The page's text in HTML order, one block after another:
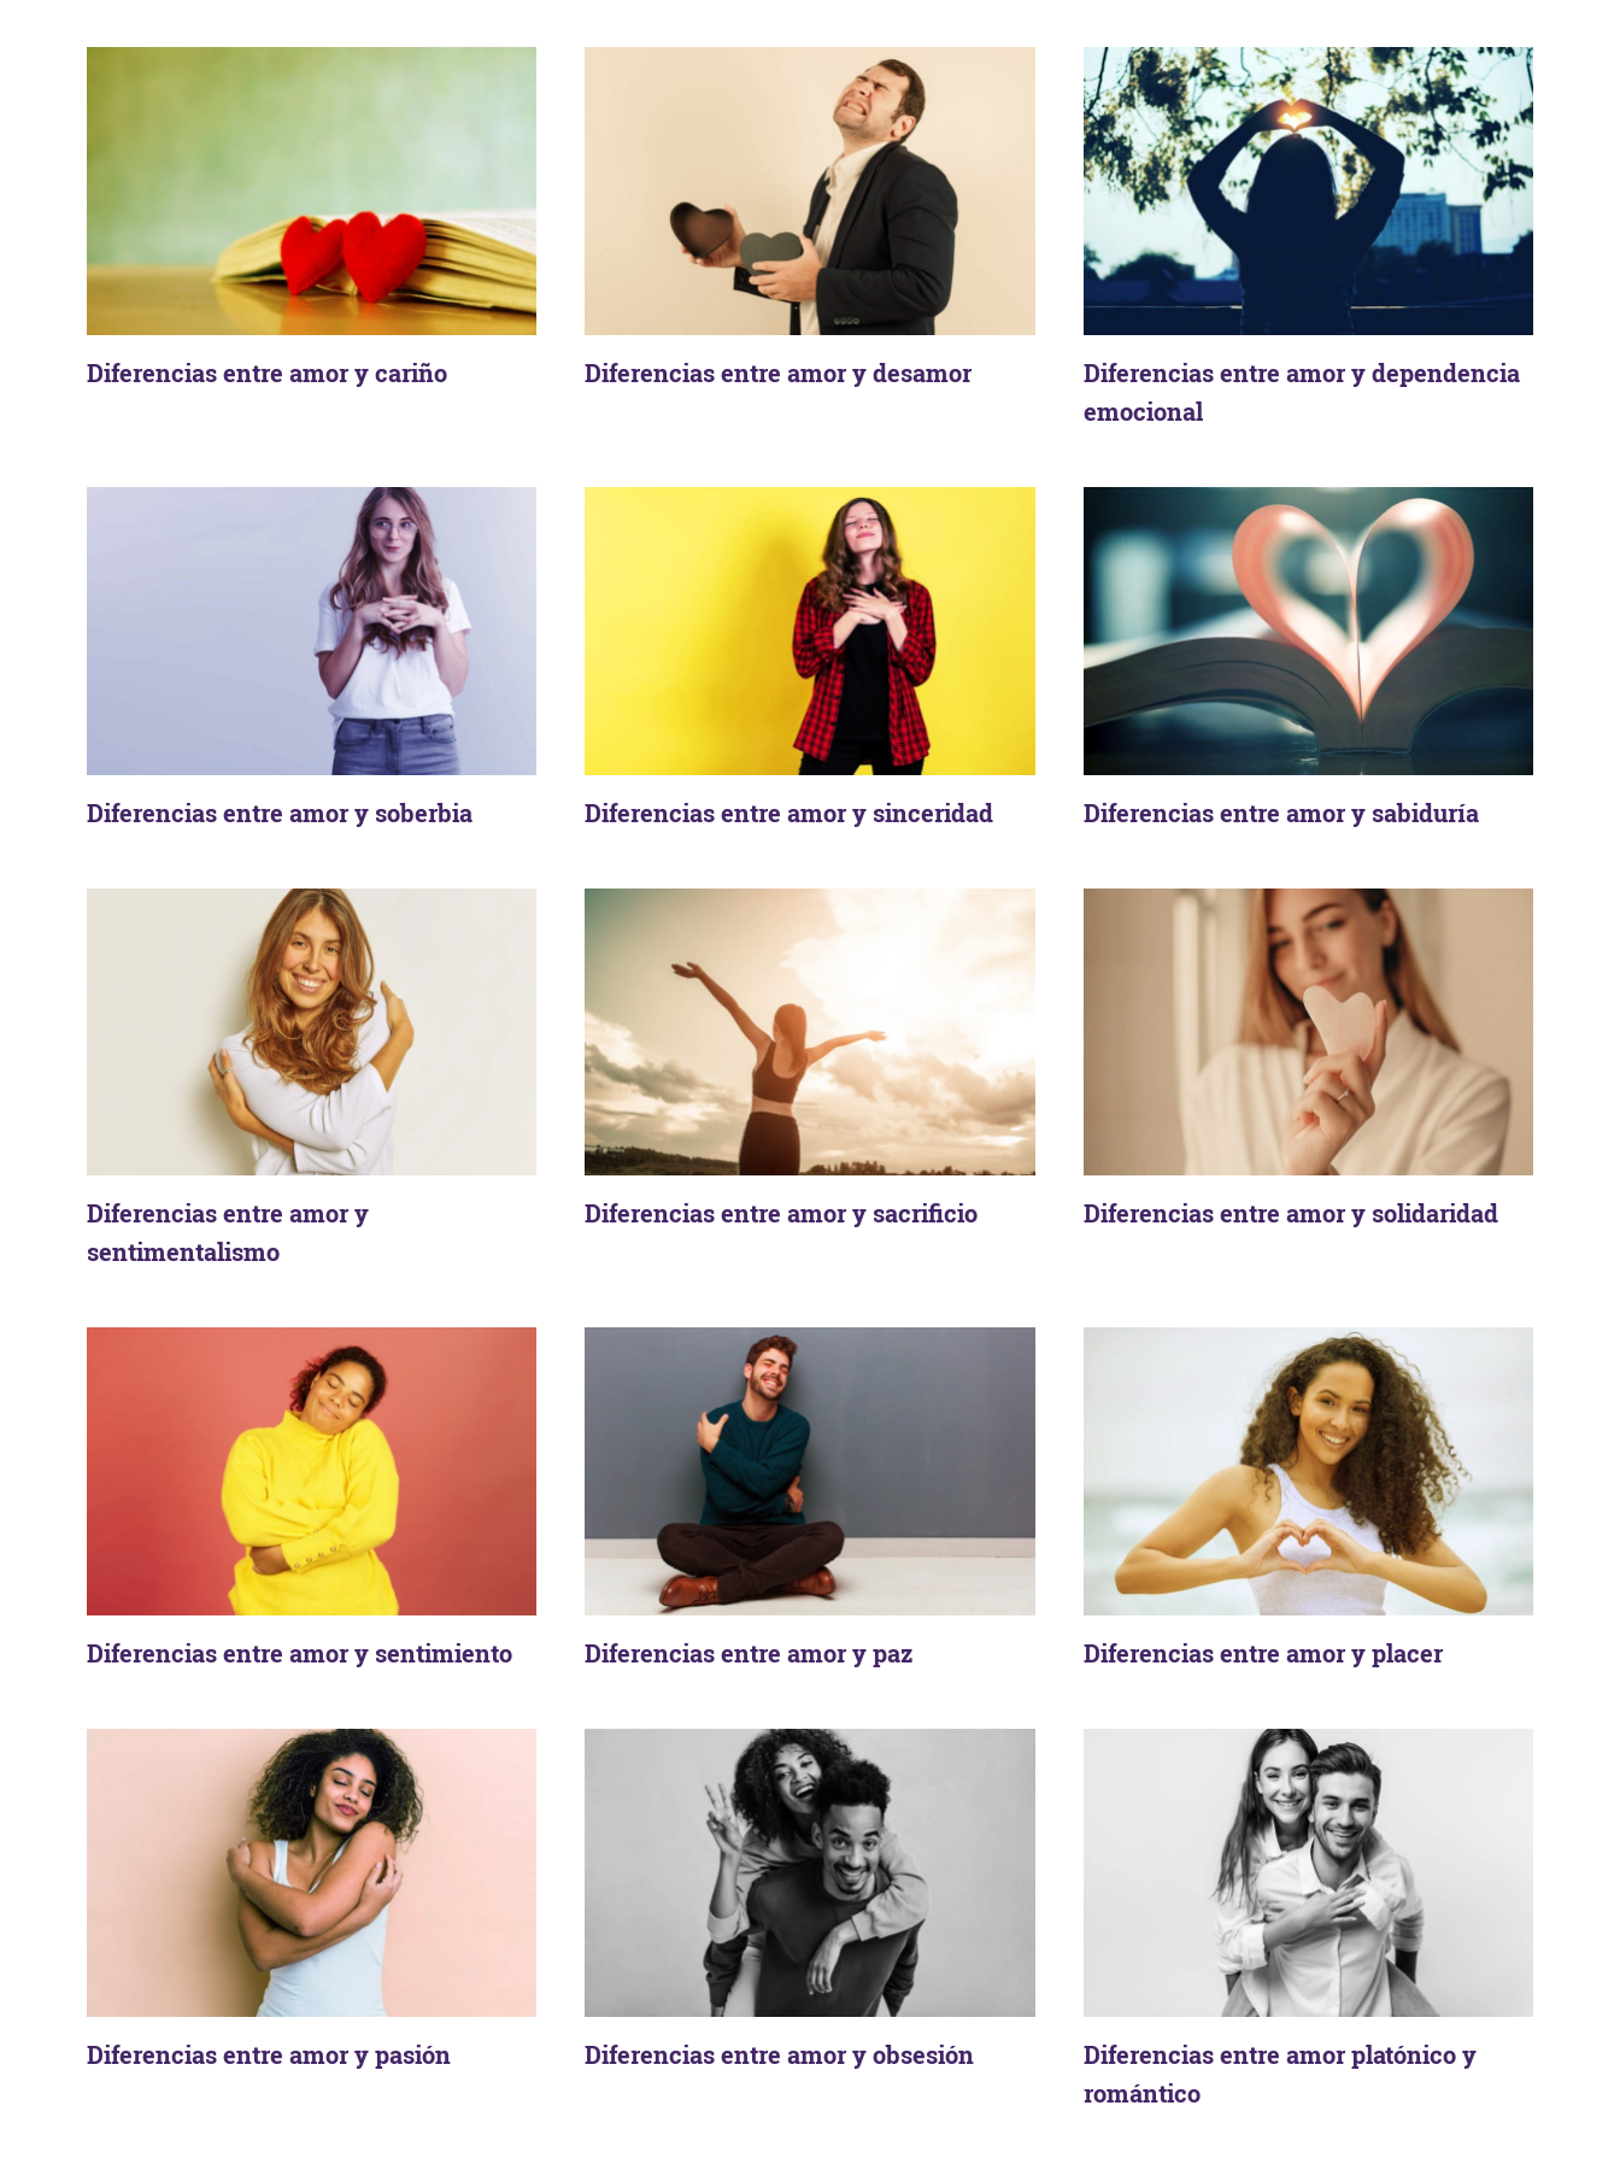
Diferencias entre amor y cariño Diferencias entre amor y desamor
Diferencias entre amor y dependencia
emocional
Diferencias entre amor y soberbia Diferencias entre amor y sinceridad Diferencias entre amor y sabiduría
Diferencias entre amor y
sentimentalismo
Diferencias entre amor y sacrificio Diferencias entre amor y solidaridad
Diferencias entre amor y sentimiento Diferencias entre amor y paz Diferencias entre amor y placer
Diferencias entre amor y pasión Diferencias entre amor y obsesión
Diferencias entre amor platónico y
romántico